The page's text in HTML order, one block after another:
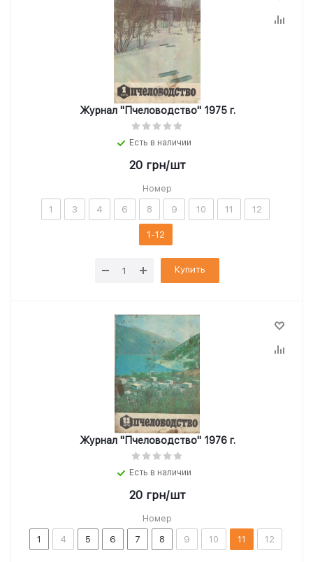
Журнал "Пчеловодство" 1975 г.
Есть в наличии
20грн/шт
Номер
1 3 4 6 8 9 10 11 12
1-12
Купить
Журнал "Пчеловодство" 1976 г.
Есть в наличии
20грн/шт
Номер
1 4 5 6 7 8 9 10 11 12